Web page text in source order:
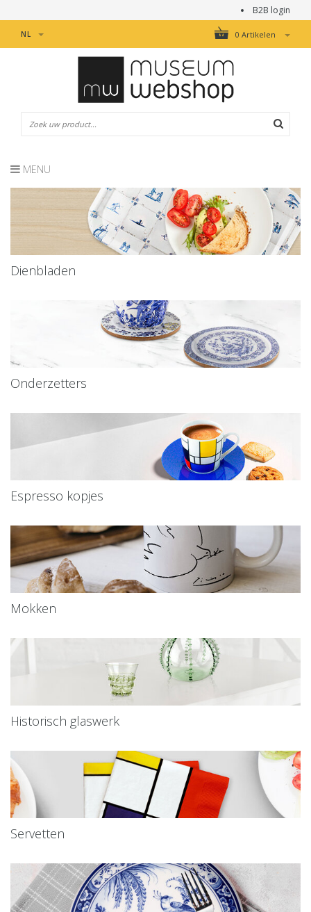
B2B login
0 Artikelen
NL
MENU
Dienbladen
Onderzetters
Espresso kopjes
Mokken
Historisch glaswerk
Servetten